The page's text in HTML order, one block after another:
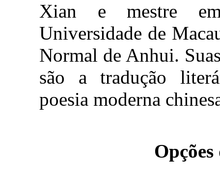
Xian e mestre
Universidade de
Normal de Anhui.
são a tradução
poesia moderna